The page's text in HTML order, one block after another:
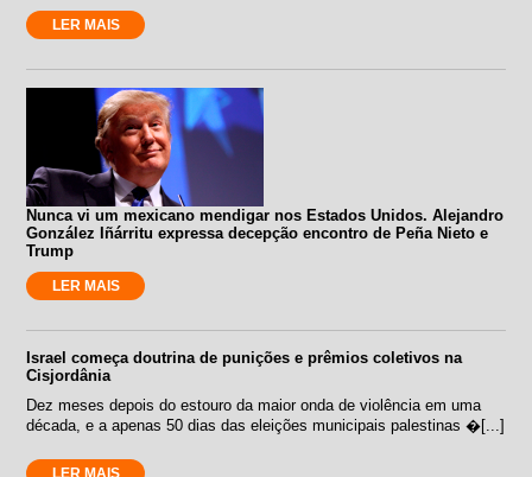
LER MAIS
Nunca vi um mexicano mendigar nos Estados Unidos. Alejandro
González Iñárritu expressa decepção encontro de Peña Nieto e
Trump
LER MAIS
Israel começa doutrina de punições e prêmios coletivos na
Cisjordânia
Dez meses depois do estouro da maior onda de violência em uma
década, e a apenas 50 dias das eleições municipais palestinas �[...]
LER MAIS